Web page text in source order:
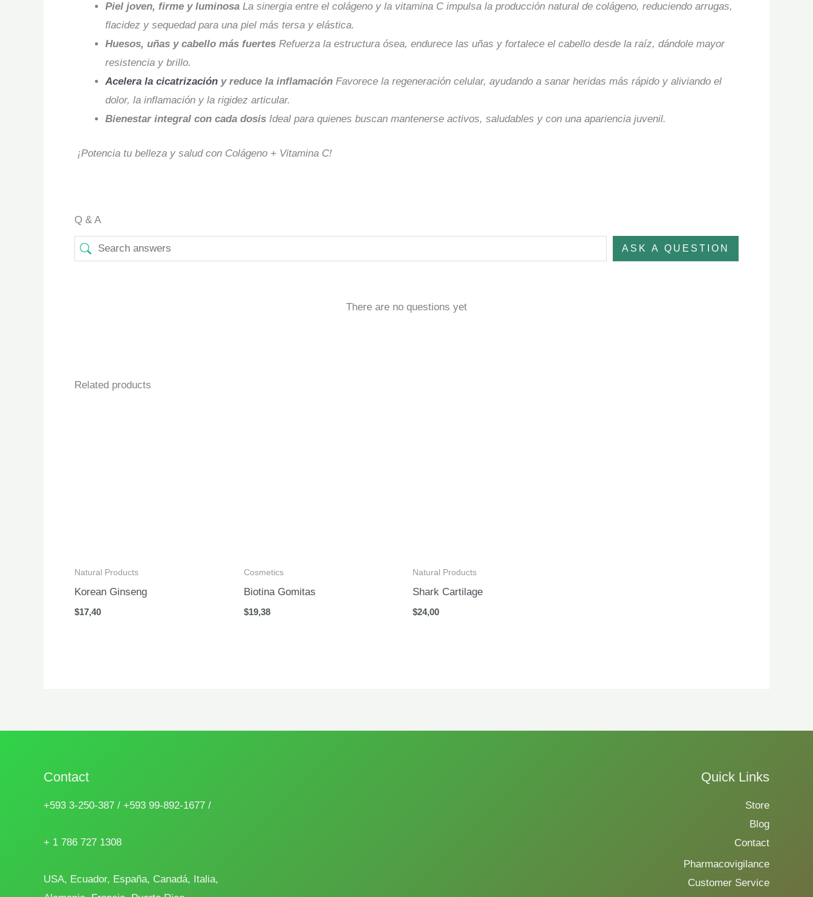
Piel joven, firme y luminosa La sinergia entre el colágeno y la vitamina C impulsa la producción natural de colágeno, reduciendo arrugas,
flacidez y sequedad para una piel más tersa y elástica.
Huesos, uñas y cabello más fuertes Refuerza la estructura ósea, endurece las uñas y fortalece el cabello desde la raíz, dándole mayor
resistencia y brillo.
Acelera la cicatrización y reduce la inflamación Favorece la regeneración celular, ayudando a sanar heridas más rápido y aliviando el
dolor, la inflamación y la rigidez articular.
Bienestar integral con cada dosis Ideal para quienes buscan mantenerse activos, saludables y con una apariencia juvenil.
¡Potencia tu belleza y salud con Colágeno + Vitamina C!
Q & A
ASK A QUESTION
There are no questions yet
Related products
Natural Products
Korean Ginseng
$17,40
Cosmetics
Biotina Gomitas
$19,38
Natural Products
Shark Cartilage
$24,00
Contact
+593 3-250-387 / +593 99-892-1677 /
+ 1 786 727 1308
USA, Ecuador, España, Canadá, Italia,
Quick Links
Store
Blog
Contact
Pharmacovigilance
Customer Service